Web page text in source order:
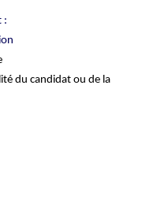
:
du candidat ou de la